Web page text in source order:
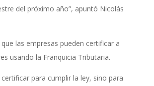
del próximo año”, apuntó Nicolás
las empresas pueden certificar a
usando la Franquicia Tributaria.
para cumplir la ley, sino para